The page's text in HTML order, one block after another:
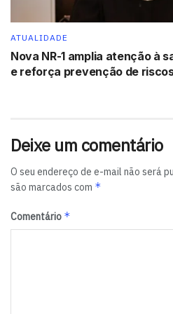
crescimento do setor nos
Leia mais:
O avanço do varejo na Bahia
ATUALIDADE
Nova NR-1 amplia atenção à
e reforça prevenção de
Deixe um comentário
O seu endereço de e-mail não será
são marcados com *
Comentário *